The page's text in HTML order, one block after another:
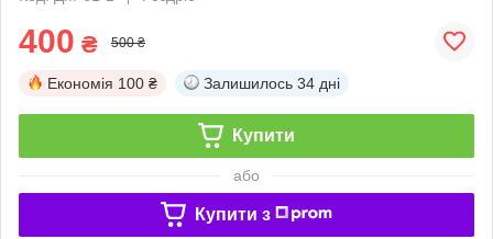
400 ₴ 500 ₴
Економія 100 ₴ Залишилось 34 дні
Купити
або
Купити з